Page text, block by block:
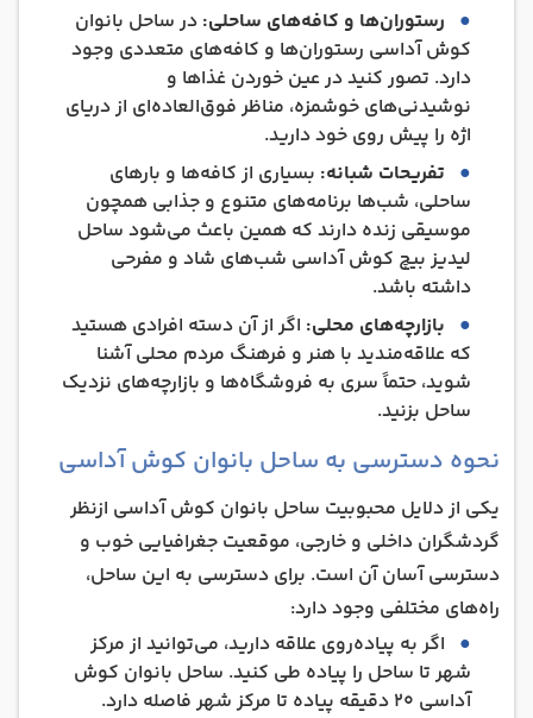
رستوران‌ها و کافه‌های ساحلی: در ساحل بانوان
کوش آداسی رستوران‌ها و کافه‌های متعددی وجود
دارد. تصور کنید در عین خوردن غذاها و
نوشیدنی‌های خوشمزه، مناظر فوق‌العاده‌ای از دریای
اژه را پیش روی خود دارید.
تفریحات شبانه: بسیاری از کافه‌ها و بارهای
ساحلی، شب‌ها برنامه‌های متنوع و جذابی همچون
موسیقی زنده دارند که همین باعث می‌شود ساحل
لیدیز بیچ کوش آداسی شب‌های شاد و مفرحی
داشته باشد.
بازارچه‌های محلی: اگر از آن دسته افرادی هستید
که علاقه‌مندید با هنر و فرهنگ مردم محلی آشنا
شوید، حتماً سری به فروشگاه‌ها و بازارچه‌های نزدیک
ساحل بزنید.
نحوه دسترسی به ساحل بانوان کوش آداسی
یکی از دلایل محبوبیت ساحل بانوان کوش آداسی ازنظر
گردشگران داخلی و خارجی، موقعیت جغرافیایی خوب و
دسترسی آسان آن است. برای دسترسی به این ساحل،
راه‌های مختلفی وجود دارد:
اگر به پیاده‌روی علاقه دارید، می‌توانید از مرکز
شهر تا ساحل را پیاده طی کنید. ساحل بانوان کوش
آداسی 20 دقیقه پیاده تا مرکز شهر فاصله دارد.